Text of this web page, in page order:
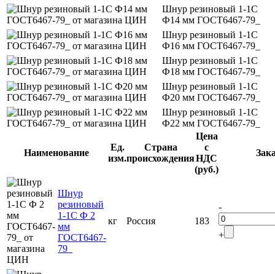
Шнур резиновый 1-1С
Ф14 мм ГОСТ6467-79_
Шнур резиновый 1-1С
Ф16 мм ГОСТ6467-79_
Шнур резиновый 1-1С
Ф18 мм ГОСТ6467-79_
Шнур резиновый 1-1С
Ф20 мм ГОСТ6467-79_
Шнур резиновый 1-1С
Ф22 мм ГОСТ6467-79_
Наименование
Ед.
изм.
Страна
происхождения
Цена
с
НДС
(руб.)
Шнур
резиновый
1-1С Ф 2
мм
ГОСТ6467-
79_
кг Россия 183
-
+